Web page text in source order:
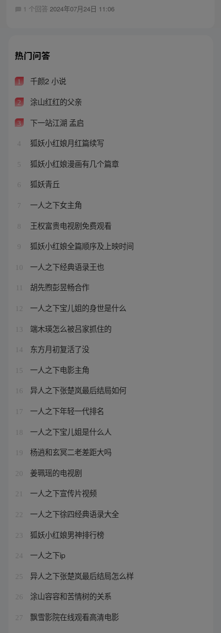
1 个回答 2024年07月24日 11:06
热门问答
1 千颜2 小说
2 涂山红红的父亲
3 下一站江湖 孟启
4 狐妖小红娘月红篇续写
5 狐妖小红娘漫画有几个篇章
6 狐妖青丘
7 一人之下女主角
8 王权富贵电视剧免费观看
9 狐妖小红娘全篇顺序及上映时间
10 一人之下经典语录王也
胡先煦彭昱畅合作
12 一人之下宝儿姐的身世是什么
13 端木瑛怎么被吕家抓住的
14 东方月初复活了没
15 一人之下电影主角
16 异人之下张楚岚最后结局如何
17 一人之下年轻一代排名
18 一人之下宝儿姐是什么人
19 杨逍和玄冥二老差距大吗
20 姜珮瑶的电视剧
21 一人之下宣传片视频
22 一人之下徐四经典语录大全
23 狐妖小红娘男神排行榜
24 一人之下ip
25 异人之下张楚岚最后结局怎么样
26 涂山容容和苦情树的关系
27
飘雪影院在线观看高清电影